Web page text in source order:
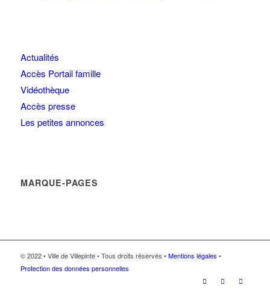
Actualités
Accès Portail famille
Vidéothèque
Accès presse
Les petites annonces
MARQUE-PAGES
© 2022 • Ville de Villepinte • Tous droits réservés •Mentions légales •
Protection des données personnelles